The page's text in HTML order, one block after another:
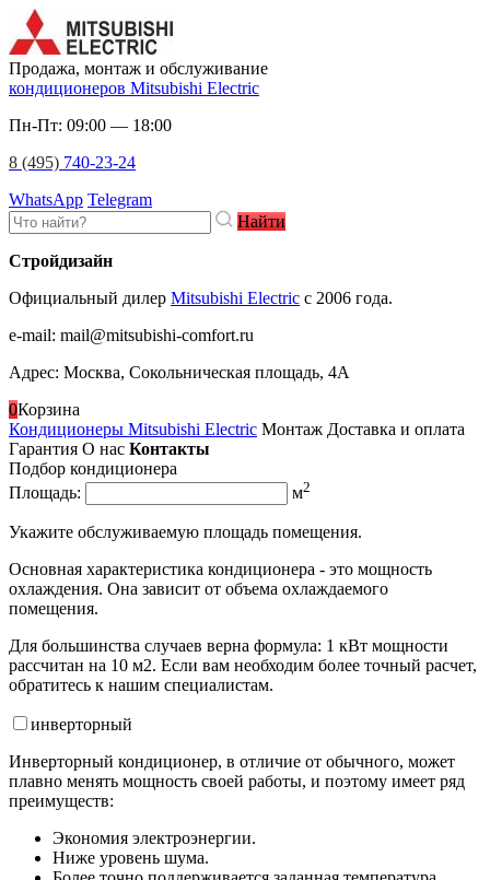
Продажа, монтаж и обслуживание
кондиционеров Mitsubishi Electric
Пн-Пт: 09:00 — 18:00
8 (495) 740-23-24
WhatsApp Telegram
Найти
Стройдизайн
Официальный дилер Mitsubishi Electric c 2006 года.
e-mail: mail@mitsubishi-comfort.ru
Адрес: Москва, Сокольническая площадь, 4А
0Корзина
Кондиционеры Mitsubishi Electric Монтаж Доставка и оплата
Гарантия О нас Контакты
Подбор кондиционера
Площадь:
м2
Укажите обслуживаемую площадь помещения.
Основная характеристика кондиционера - это мощность
охлаждения. Она зависит от объема охлаждаемого
помещения.
Для большинства случаев верна формула: 1 кВт мощности
рассчитан на 10 м2. Если вам необходим более точный расчет,
обратитесь к нашим специалистам.
инверторный
Инверторный кондиционер, в отличие от обычного, может
плавно менять мощность своей работы, и поэтому имеет ряд
преимуществ:
Экономия электроэнергии.
Ниже уровень шума.